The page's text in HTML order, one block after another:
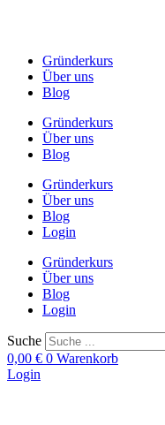
Gründerkurs
Über uns
Blog
Gründerkurs
Über uns
Blog
Gründerkurs
Über uns
Blog
Login
Gründerkurs
Über uns
Blog
Login
Suche
0,00 € 0 Warenkorb
Login